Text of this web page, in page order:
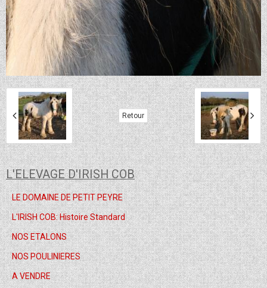
Retour
L'ELEVAGE D'IRISH COB
LE DOMAINE DE PETIT PEYRE
L'IRISH COB: Histoire Standard
NOS ETALONS
NOS POULINIERES
A VENDRE